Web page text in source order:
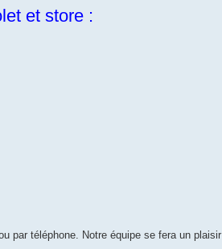
et store :
par téléphone. Notre équipe se fera un plaisir